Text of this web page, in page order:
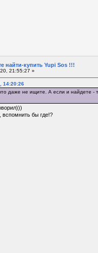
найти-купить Yupi Sos !!!
21:55:27 »
14:20:26
даже не ищите. А если и найдете -
вспомнить бы где!?